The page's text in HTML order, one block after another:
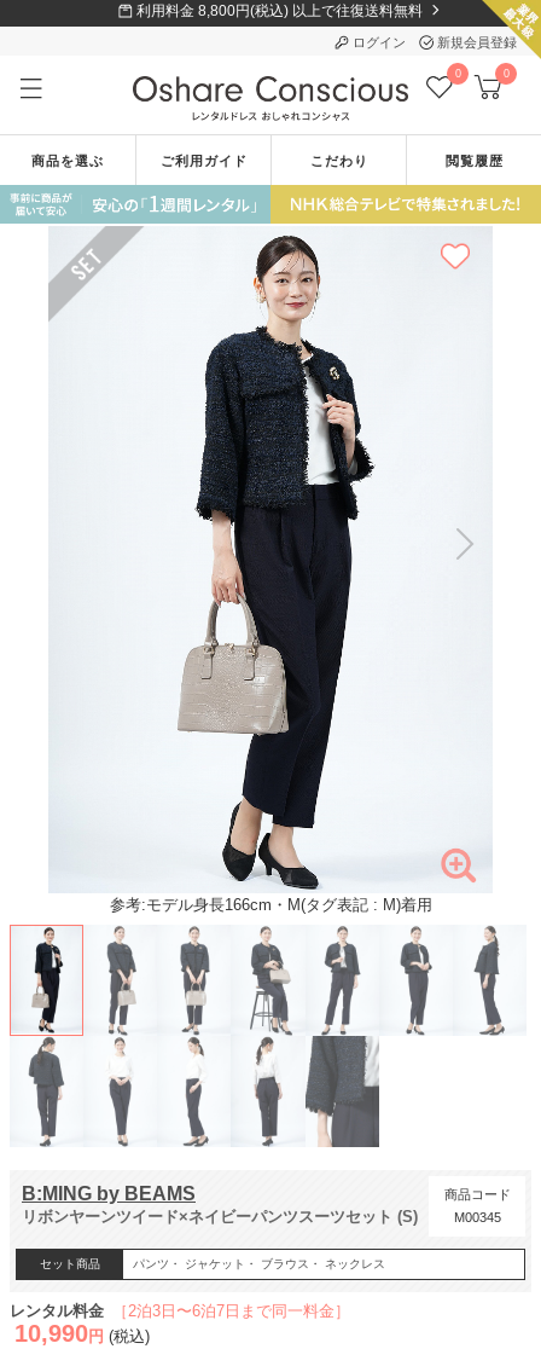
利用料金 8,800円(税込) 以上で往復送料無料
ログイン 新規会員登録
0 0
商品を選ぶ ご利用ガイド こだわり 閲覧履歴
参考:モデル身長166cm・M(タグ表記 : M)着用
B:MING by BEAMS
リボンヤーンツイード×ネイビーパンツスーツセット (S)
商品コード
M00345
セット商品 パンツ・ ジャケット・ ブラウス・ ネックレス
［2泊3日〜6泊7日まで同一料金］
レンタル料金
10,990 円 (税込)